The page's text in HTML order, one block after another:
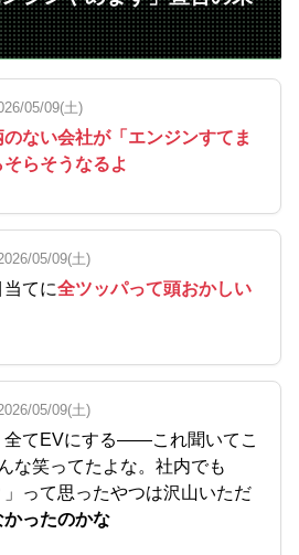
05/09(土)
ない会社が「エンジンすてま
らそうなるよ
05/09(土)
てに全ツッパって頭おかしい
05/09(土)
全てEVにする――これ聞いてこ
な笑ってたよな。社内でも
」って思ったやつは沢山いただ
ったのかな